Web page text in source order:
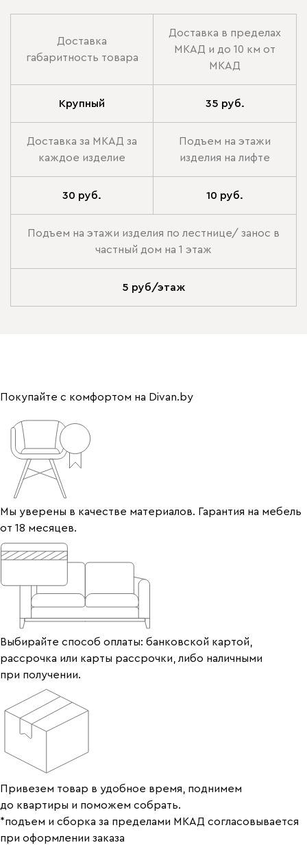
Доставка
габаритность товара
Доставка в пределах
МКАД и до 10 км от
МКАД
Крупный 35 руб.
Доставка за МКАД за
каждое изделие
Подъем на этажи
изделия на лифте
30 руб. 10 руб.
Подъем на этажи изделия по лестнице/ занос в
частный дом на 1 этаж
5 руб/этаж
Покупайте с комфортом на Divan.by
Мы уверены в качестве материалов. Гарантия на мебель
от 18 месяцев.
Выбирайте способ оплаты: банковской картой,
рассрочка или карты рассрочки, либо наличными
при получении.
Привезем товар в удобное время, поднимем
до квартиры и поможем собрать.
*подъем и сборка за пределами МКАД согласовывается
при оформлении заказа